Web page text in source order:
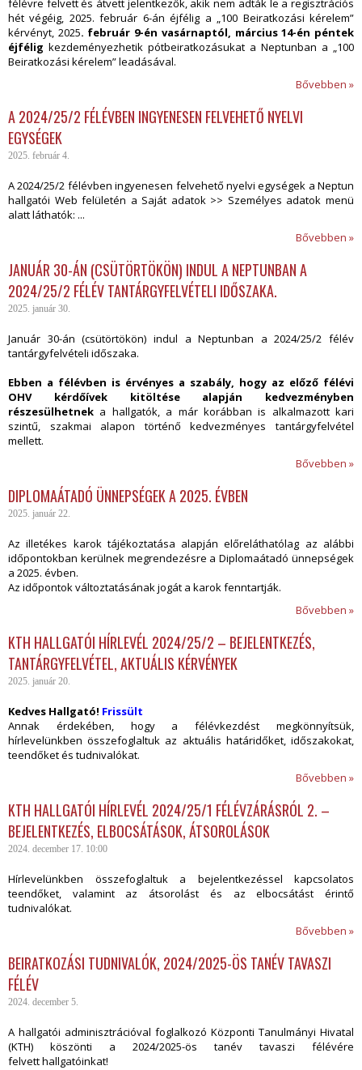
félévre felvett és átvett jelentkezők, akik nem adták le a regisztrációs
hét végéig, 2025. február 6-án éjfélig a „100 Beiratkozási kérelem”
kérvényt, 2025. február 9-én vasárnaptól, március 14-én péntek
éjfélig kezdeményezhetik pótbeiratkozásukat a Neptunban a „100
Beiratkozási kérelem” leadásával.
Bővebben »
A 2024/25/2 FÉLÉVBEN INGYENESEN FELVEHETŐ NYELVI
EGYSÉGEK
2025. február 4.
A 2024/25/2 félévben ingyenesen felvehető nyelvi egységek a Neptun
hallgatói Web felületén a Saját adatok >> Személyes adatok menü
alatt láthatók: ...
Bővebben »
JANUÁR 30-ÁN (CSÜTÖRTÖKÖN) INDUL A NEPTUNBAN A
2024/25/2 FÉLÉV TANTÁRGYFELVÉTELI IDŐSZAKA.
2025. január 30.
Január 30-án (csütörtökön) indul a Neptunban a 2024/25/2 félév
tantárgyfelvételi időszaka.
Ebben a félévben is érvényes a szabály, hogy az előző félévi
OHV kérdőívek kitöltése alapján kedvezményben
részesülhetnek a hallgatók, a már korábban is alkalmazott kari
szintű, szakmai alapon történő kedvezményes tantárgyfelvétel
mellett.
Bővebben »
DIPLOMAÁTADÓ ÜNNEPSÉGEK A 2025. ÉVBEN
2025. január 22.
Az illetékes karok tájékoztatása alapján előreláthatólag az alábbi
időpontokban kerülnek megrendezésre a Diplomaátadó ünnepségek
a 2025. évben.
Az időpontok változtatásának jogát a karok fenntartják.
Bővebben »
KTH HALLGATÓI HÍRLEVÉL 2024/25/2 – BEJELENTKEZÉS,
TANTÁRGYFELVÉTEL, AKTUÁLIS KÉRVÉNYEK
2025. január 20.
Kedves Hallgató! Frissült
Annak érdekében, hogy a félévkezdést megkönnyítsük,
hírlevelünkben összefoglaltuk az aktuális határidőket, időszakokat,
teendőket és tudnivalókat.
Bővebben »
KTH HALLGATÓI HÍRLEVÉL 2024/25/1 FÉLÉVZÁRÁSRÓL 2. –
BEJELENTKEZÉS, ELBOCSÁTÁSOK, ÁTSOROLÁSOK
2024. december 17. 10:00
Hírlevelünkben összefoglaltuk a bejelentkezéssel kapcsolatos
teendőket, valamint az átsorolást és az elbocsátást érintő
tudnivalókat.
Bővebben »
BEIRATKOZÁSI TUDNIVALÓK, 2024/2025-ÖS TANÉV TAVASZI
FÉLÉV
2024. december 5.
A hallgatói adminisztrációval foglalkozó Központi Tanulmányi Hivatal
(KTH) köszönti a 2024/2025-ös tanév tavaszi félévére
felvett hallgatóinkat!